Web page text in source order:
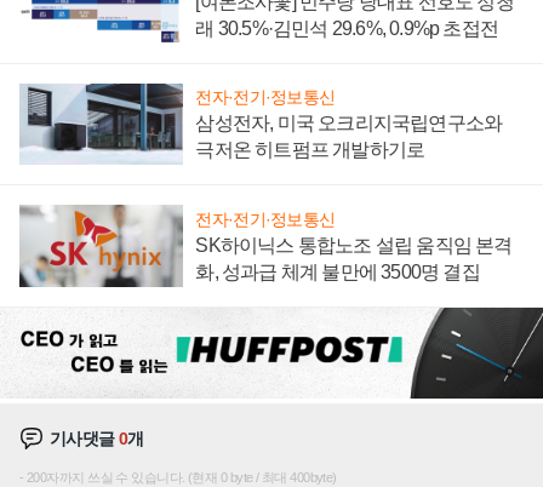
래 30.5%·김민석 29.6%, 0.9%p 초접전
전자·전기·정보통신
삼성전자, 미국 오크리지국립연구소와
극저온 히트펌프 개발하기로
전자·전기·정보통신
SK하이닉스 통합노조 설립 움직임 본격
화, 성과급 체계 불만에 3500명 결집
기사댓글0개
200자까지 쓰실 수 있습니다. (현재 0 byte / 최대 400byte)